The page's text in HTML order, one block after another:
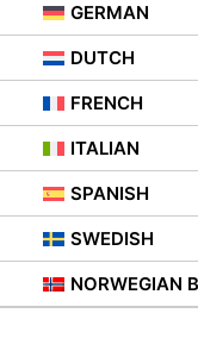
GERMAN
DUTCH
FRENCH
ITALIAN
SPANISH
SWEDISH
NORWEGIAN
6. 10. 2021 | IN
Obsah